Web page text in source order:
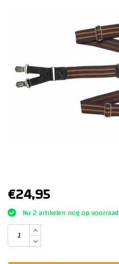
€24,95
Nu 2 artikelen nog op voorraad